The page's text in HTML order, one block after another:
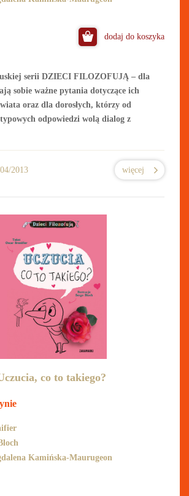
dodaj do koszyka
serii DZIECI FILOZOFUJĄ – dla
sobie ważne pytania dotyczące ich
oraz dla dorosłych, którzy od
odpowiedzi wolą dialog z
2013 więcej
co to takiego?
Kamińska-Maurugeon